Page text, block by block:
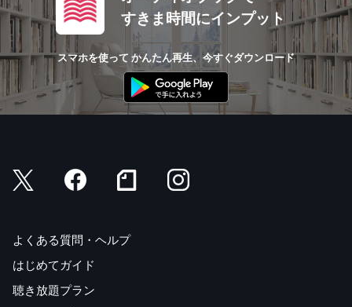
すきま時間にインプット
スマホを使って かんたん再生、今すぐダウンロード
よくある質問・ヘルプ
はじめてガイド
聴き放題プラン